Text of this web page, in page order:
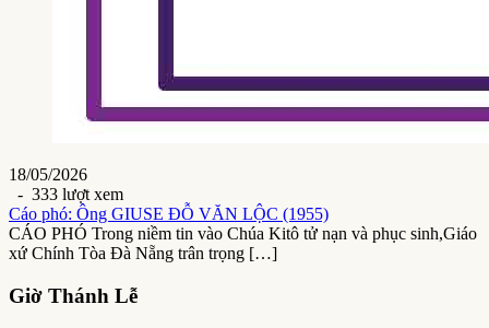
18/05/2026
- 333 lượt xem
Cáo phó: Ông GIUSE ĐỖ VĂN LỘC (1955)
CÁO PHÓ Trong niềm tin vào Chúa Kitô tử nạn và phục sinh,Giáo
xứ Chính Tòa Đà Nẵng trân trọng […]
Giờ Thánh Lễ